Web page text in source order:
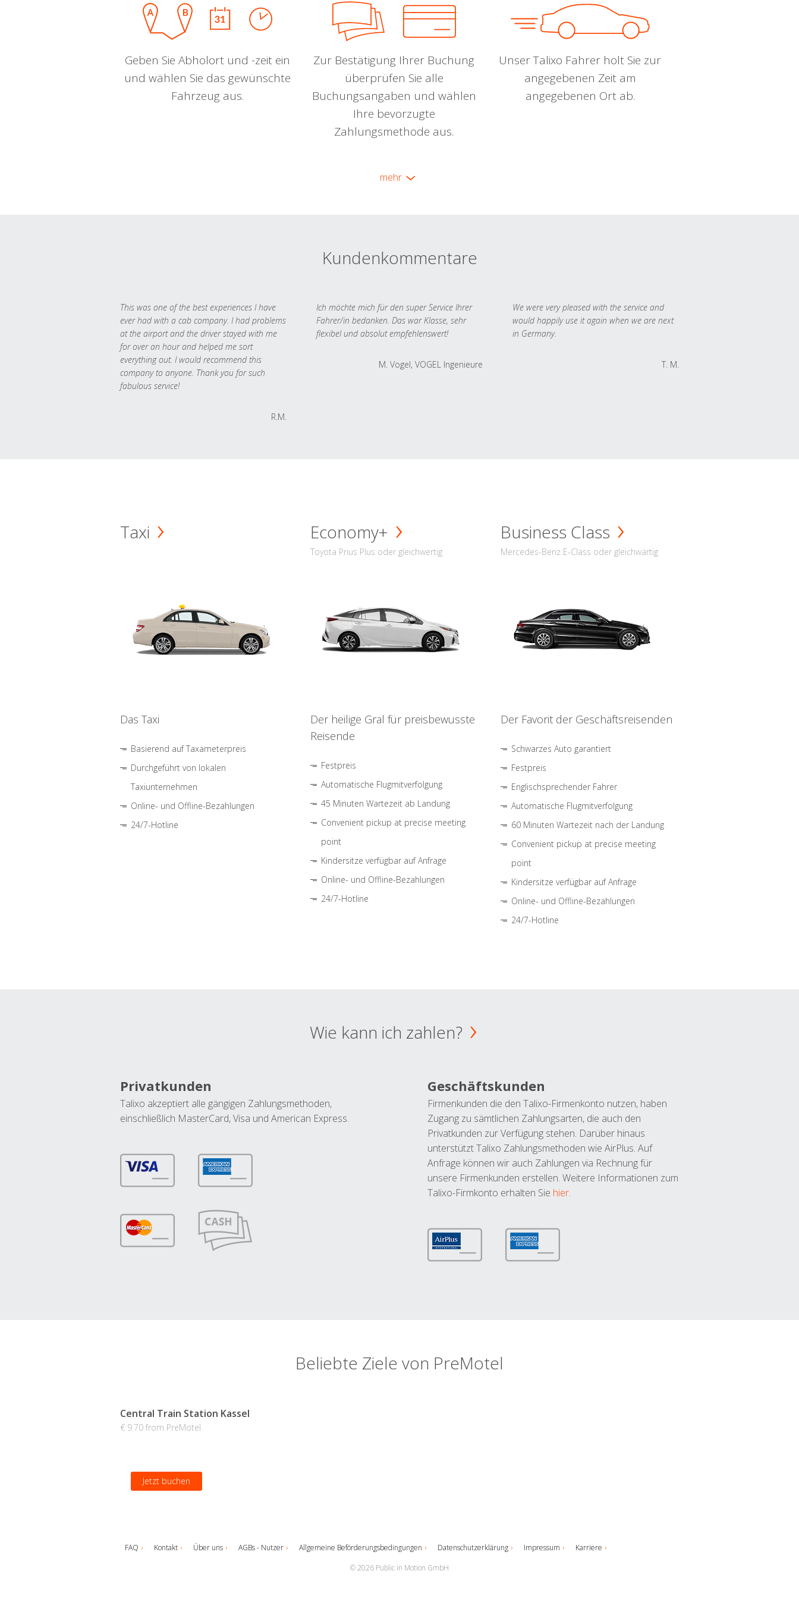
Geben Sie Abholort und -zeit ein
und wählen Sie das gewünschte
Fahrzeug aus.
Zur Bestätigung Ihrer Buchung
überprüfen Sie alle
Buchungsangaben und wählen
Ihre bevorzugte
Zahlungsmethode aus.
Unser Talixo Fahrer holt Sie zur
angegebenen Zeit am
angegebenen Ort ab.
mehr
Kundenkommentare
This was one of the best experiences I have
ever had with a cab company. I had problems
at the airport and the driver stayed with me
for over an hour and helped me sort
everything out. I would recommend this
company to anyone. Thank you for such
fabulous service!
R.M.
Ich möchte mich für den super Service Ihrer
Fahrer/in bedanken. Das war Klasse, sehr
flexibel und absolut empfehlenswert!
M. Vogel, VOGEL Ingenieure
We were very pleased with the service and
would happily use it again when we are next
in Germany.
T. M.
Taxi
Das Taxi
Basierend auf Taxameterpreis
Durchgeführt von lokalen
Taxiunternehmen
Online- und Offline-Bezahlungen
24/7-Hotline
Economy+
Toyota Prius Plus oder gleichwertig
Der heilige Gral für preisbewusste
Reisende
Festpreis
Automatische Flugmitverfolgung
45 Minuten Wartezeit ab Landung
Convenient pickup at precise meeting
point
Kindersitze verfügbar auf Anfrage
Online- und Offline-Bezahlungen
24/7-Hotline
Business Class
Mercedes-Benz E-Class oder gleichwärtig
Der Favorit der Geschäftsreisenden
Schwarzes Auto garantiert
Festpreis
Englischsprechender Fahrer
Automatische Flugmitverfolgung
60 Minuten Wartezeit nach der Landung
Convenient pickup at precise meeting
point
Kindersitze verfügbar auf Anfrage
Online- und Offline-Bezahlungen
24/7-Hotline
Wie kann ich zahlen?
Privatkunden
Talixo akzeptiert alle gängigen Zahlungsmethoden,
einschließlich MasterCard, Visa und American Express.
Geschäftskunden
Firmenkunden die den Talixo-Firmenkonto nutzen, haben
Zugang zu sämtlichen Zahlungsarten, die auch den
Privatkunden zur Verfügung stehen. Darüber hinaus
unterstützt Talixo Zahlungsmethoden wie AirPlus. Auf
Anfrage können wir auch Zahlungen via Rechnung für
unsere Firmenkunden erstellen. Weitere Informationen zum
Talixo-Firmkonto erhalten Sie hier.
Beliebte Ziele von PreMotel
Central Train Station Kassel
€ 9.70 from PreMotel
Jetzt buchen
FAQ Kontakt Über uns AGBs - Nutzer Allgemeine Beförderungsbedingungen Datenschutzerklärung Impressum
Karriere
© 2026 Public in Motion GmbH